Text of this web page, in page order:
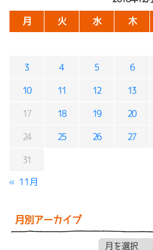
月 火 水 木
3 4 5 6
10 11 12 13
17 18 19 20
24 25 26 27
31
« 11月
月別アーカイブ